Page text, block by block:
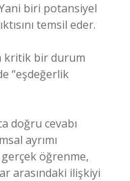
biri potansiyel
temsil eder.
kritik bir durum
“eşdeğerlik
doğru cevabı
ayrımı
gerçek öğrenme,
arasındaki ilişkiyi